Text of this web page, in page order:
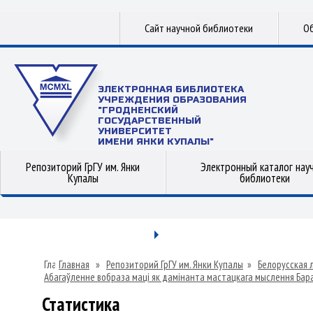
Сайт научной библиотеки
ЭЛЕКТРОННАЯ БИБЛИОТЕКА
УЧРЕЖДЕНИЯ ОБРАЗОВАНИЯ
"ГРОДНЕНСКИЙ
ГОСУДАРСТВЕННЫЙ
УНИВЕРСИТЕТ
ИМЕНИ ЯНКИ КУПАЛЫ"
Репозиторий ГрГУ им. Янки
Купалы
Электронный каталог
библиотеки
Главная » Репозиторий ГрГУ им. Янки Купалы » Белорусская
Абагаўленне вобраза маці як дамінанта мастацкага мыслення
Статистика